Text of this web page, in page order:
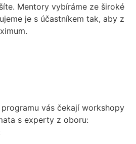
Mentory vybíráme ze široké
je s účastníkem tak, aby z
vás čekají workshopy
s experty z oboru: